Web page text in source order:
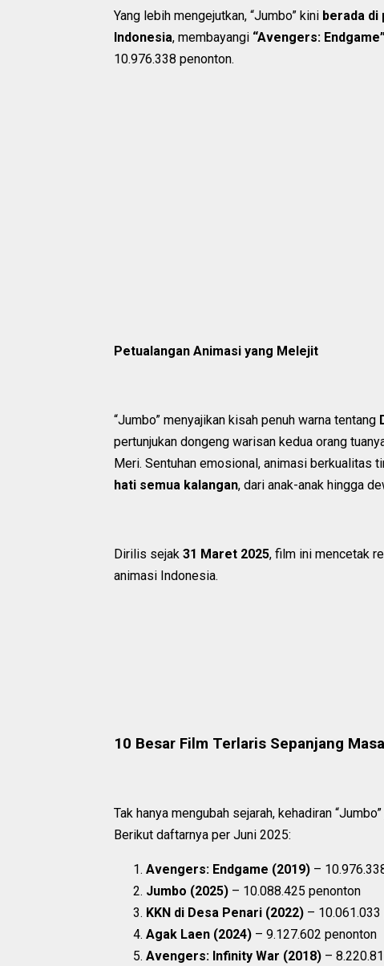
Yang lebih mengejutkan, “Jumbo” kini berada
Indonesia, membayangi “Avengers:
10.976.338 penonton.
Petualangan Animasi yang Melejit
“Jumbo” menyajikan kisah penuh warna tentang
pertunjukan dongeng warisan kedua orang
Meri. Sentuhan emosional, animasi berkualitas
hati semua kalangan, dari anak-anak hingga
Dirilis sejak 31 Maret 2025, film ini mencetak
animasi Indonesia.
10 Besar Film Terlaris Sepanjang
Tak hanya mengubah sejarah, kehadiran
Berikut daftarnya per Juni 2025:
Avengers: Endgame (2019) –
Jumbo (2025) – 10.088.425 penonton
KKN di Desa Penari (2022) –
Agak Laen (2024) – 9.127.602 penonton
Avengers: Infinity War (2018) –